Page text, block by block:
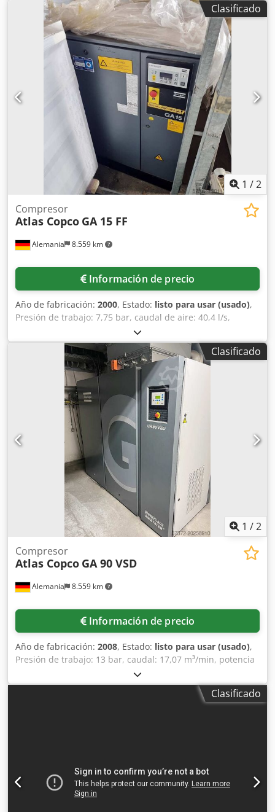
Clasificado
1 /2
Alemania 8.559 km
Compresor
Atlas Copco GA 15 FF
Información de precio
Año de fabricación: 2000, Estado: listo para usar (usado),
Presión de trabajo: 7,75 bar, caudal de aire: 40,4 l/s,
potencia: 15 kW, velocidad: 3000 rpm, peso de la máquina:
aprox. 450 kilos. Es posible realizar una inspección in situ.
Dwjdpfx Aewfg Hhjfhea
Clasificado
1 /2
Alemania 8.559 km
Compresor
Atlas Copco GA 90 VSD
Información de precio
Año de fabricación: 2008, Estado: listo para usar (usado),
Presión de trabajo: 13 bar, caudal: 17,07 m³/min, potencia
del motor: 90 kW, velocidad del motor: 3480 rpm, peso:
aprox. 1750 kg. El convertidor de frecuencia de la máquina
está defectuoso. Es posible realizar una inspección in situ.
Clasificado